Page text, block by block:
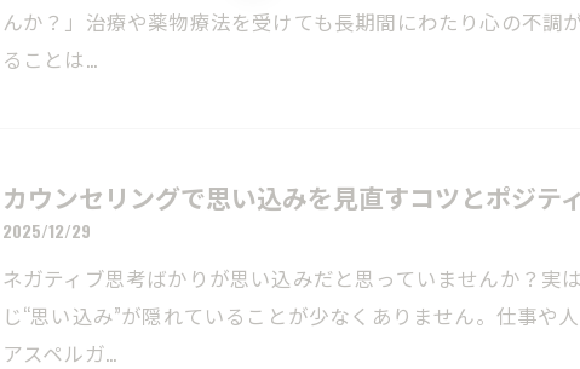
んか？」治療や薬物療法を受けても長期間にわたり心の不調
ることは…
カウンセリングで思い込みを見直すコツとポジテ
2025/12/29
ネガティブ思考ばかりが思い込みだと思っていませんか？実
じ“思い込み”が隠れていることが少なくありません。仕事や
アスペルガ…